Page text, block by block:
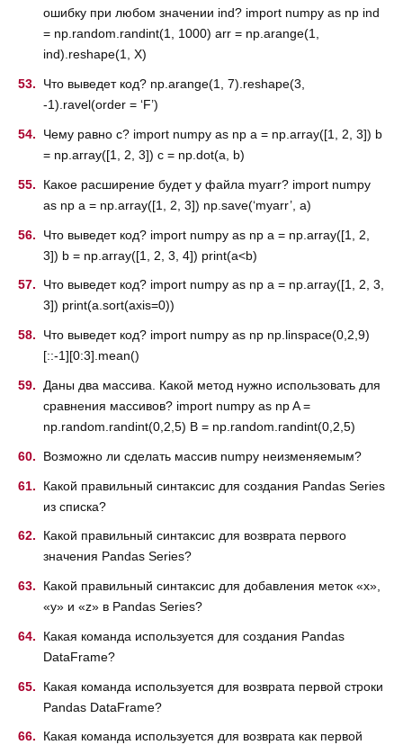
ошибку при любом значении ind? import numpy as np ind
= np.random.randint(1, 1000) arr = np.arange(1,
ind).reshape(1, X)
Что выведет код? np.arange(1, 7).reshape(3,
-1).ravel(order = ‘F’)
Чему равно c? import numpy as np a = np.array([1, 2, 3]) b
= np.array([1, 2, 3]) c = np.dot(a, b)
Какое расширение будет у файла myarr? import numpy
as np a = np.array([1, 2, 3]) np.save(‘myarr’, a)
Что выведет код? import numpy as np a = np.array([1, 2,
3]) b = np.array([1, 2, 3, 4]) print(a<b)
Что выведет код? import numpy as np a = np.array([1, 2, 3,
3]) print(a.sort(axis=0))
Что выведет код? import numpy as np np.linspace(0,2,9)
[::-1][0:3].mean()
Даны два массива. Какой метод нужно использовать для
сравнения массивов? import numpy as np A =
np.random.randint(0,2,5) B = np.random.randint(0,2,5)
Возможно ли сделать массив numpy неизменяемым?
Какой правильный синтаксис для создания Pandas Series
из списка?
Какой правильный синтаксис для возврата первого
значения Pandas Series?
Какой правильный синтаксис для добавления меток «x»,
«y» и «z» в Pandas Series?
Какая команда используется для создания Pandas
DataFrame?
Какая команда используется для возврата первой строки
Pandas DataFrame?
Какая команда используется для возврата как первой